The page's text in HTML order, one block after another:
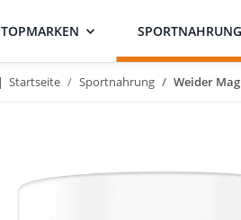
TOPMARKEN SPORTNAHRUNG
Startseite Sportnahrung Weider